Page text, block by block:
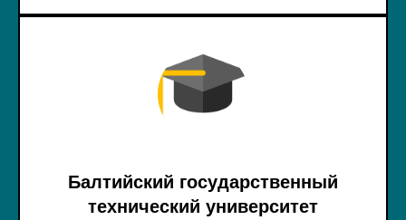
Балтийский государственный
технический университет